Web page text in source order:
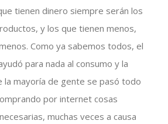
tienen dinero siempre serán los
y los que tienen menos,
Como ya sabemos todos, el
para nada al consumo y la
la mayoría de gente se pasó todo
por internet cosas
muchas veces a causa